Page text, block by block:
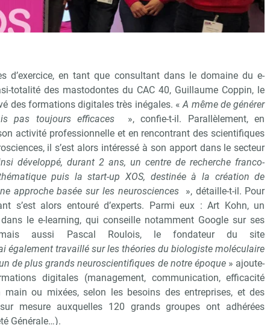
d’exercice, en tant que consultant dans le domaine du e-
totalité des mastodontes du CAC 40, Guillaume Coppin, le
des formations digitales très inégales. «A même de générer
pas toujours efficaces
», confie-t-il. Parallèlement, en
activité professionnelle et en rencontrant des scientifiques
il s’est alors intéressé à son apport dans le secteur
développé, durant 2 ans, un centre de recherche franco-
puis la start-up XOS, destinée à la création de
approche basée sur les neurosciences
», détaille-t-il. Pour
s’est alors entouré d’experts. Parmi eux : Art Kohn, un
le e-learning, qui conseille notamment Google sur ses
aussi Pascal Roulois, le fondateur du site
également travaillé sur les théories du biologiste moléculaire
de plus grands neuroscientifiques de notre époque» ajoute-
digitales (management, communication, efficacité
main ou mixées, selon les besoins des entreprises, et des
mesure auxquelles 120 grands groupes ont adhérées
Générale…).